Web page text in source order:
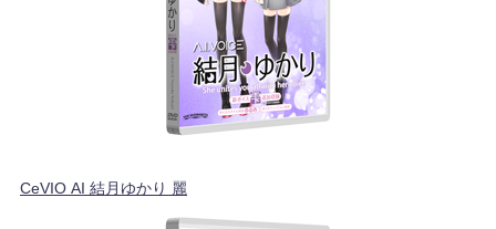
CeVIO AI 結月ゆかり 麗